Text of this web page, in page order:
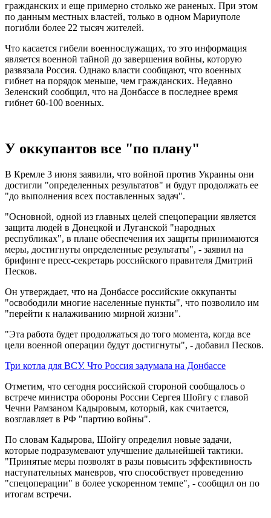
гражданских и еще примерно столько же раненых. При этом
по данным местных властей, только в одном Мариуполе
погибли более 22 тысяч жителей.
Что касается гибели военнослужащих, то это информация
является военной тайной до завершения войны, которую
развязала Россия. Однако власти сообщают, что военных
гибнет на порядок меньше, чем гражданских. Недавно
Зеленский сообщил, что на Донбассе в последнее время
гибнет 60-100 военных.
У оккупантов все "по плану"
В Кремле 3 июня заявили, что войной против Украины они
достигли "определенных результатов" и будут продолжать ее
"до выполнения всех поставленных задач".
"Основной, одной из главных целей спецоперации является
защита людей в Донецкой и Луганской "народных
республиках", в плане обеспечения их защиты принимаются
меры, достигнуты определенные результаты", - заявил на
брифинге пресс-секретарь российского правителя Дмитрий
Песков.
Он утверждает, что на Донбассе российские оккупанты
"освободили многие населенные пункты", что позволило им
"перейти к налаживанию мирной жизни".
"Эта работа будет продолжаться до того момента, когда все
цели военной операции будут достигнуты", - добавил Песков.
Три котла для ВСУ. Что Россия задумала на Донбассе
Отметим, что сегодня российской стороной сообщалось о
встрече министра обороны России Сергея Шойгу с главой
Чечни Рамзаном Кадыровым, который, как считается,
возглавляет в РФ "партию войны".
По словам Кадырова, Шойгу определил новые задачи,
которые подразумевают улучшение дальнейшей тактики.
"Принятые меры позволят в разы повысить эффективность
наступательных маневров, что способствует проведению
"спецоперации" в более ускоренном темпе", - сообщил он по
итогам встречи.